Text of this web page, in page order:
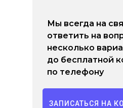
Мы всегда на
ответить на
несколько
до бесплатной
по телефону
ЗАПИСАТЬСЯ НА